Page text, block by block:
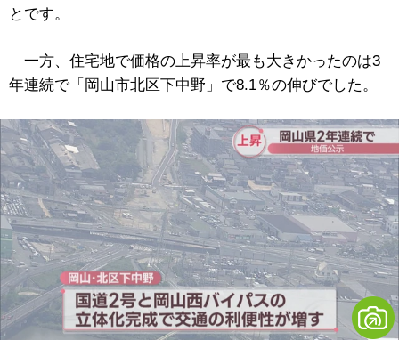
とです。
一方、住宅地で価格の上昇率が最も大きかったのは3
年連続で「岡山市北区下中野」で8.1％の伸びでした。